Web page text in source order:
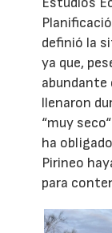
definió la
ya que,
abundante
llenaron
“muy
ha
Pirineo
para